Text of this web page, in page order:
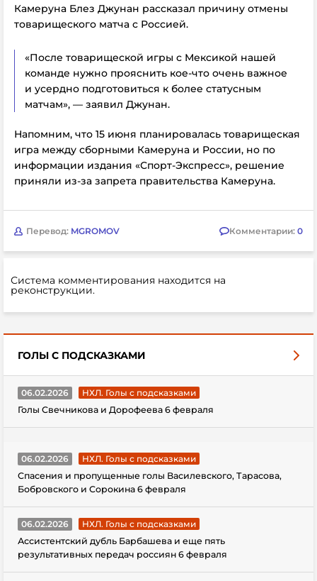
Камеруна Блез Джунан рассказал причину отмены
товарищеского матча с Россией.
«После товарищеской игры с Мексикой нашей
команде нужно прояснить кое-что очень важное
и усердно подготовиться к более статусным
матчам», — заявил Джунан.
Напомним, что 15 июня планировалась товарищеская
игра между сборными Камеруна и России, но по
информации издания «Спорт-Экспресс», решение
приняли из-за запрета правительства Камеруна.
Перевод: MGROMOV Комментарии: 0
Система комментирования находится на
реконструкции.
ГОЛЫ С ПОДСКАЗКАМИ
06.02.2026
НХЛ. Голы с подсказками
Голы Свечникова и Дорофеева 6 февраля
06.02.2026
НХЛ. Голы с подсказками
Спасения и пропущенные голы Василевского, Тарасова,
Бобровского и Сорокина 6 февраля
06.02.2026
НХЛ. Голы с подсказками
Ассистентский дубль Барбашева и еще пять
результативных передач россиян 6 февраля